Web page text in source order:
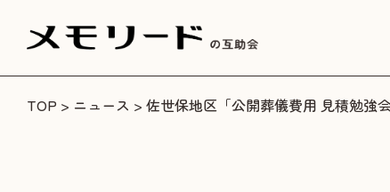
TOP > ニュース > 佐世保地区「公開葬儀費用 見積勉強